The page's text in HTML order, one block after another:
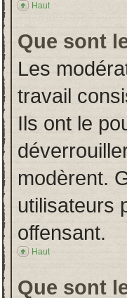
Haut
Que sont
Les
travail
Ils ont le
modèrent.
utilisateurs
offensant.
Haut
Que sont